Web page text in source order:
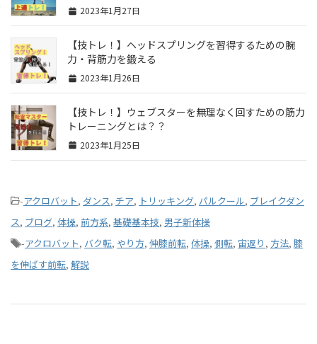
2023年1月27日
【技トレ！】ヘッドスプリングを習得するための腕
力・背筋力を鍛える
2023年1月26日
【技トレ！】ウェブスターを無理なく回すための筋力
トレーニングとは？？
2023年1月25日
-アクロバット, ダンス, チア, トリッキング, パルクール, ブレイクダン
ス, ブログ, 体操, 前方系, 基礎基本技, 男子新体操
-アクロバット, バク転, やり方, 伸膝前転, 体操, 側転, 宙返り , 方法, 膝
を伸ばす前転, 解説